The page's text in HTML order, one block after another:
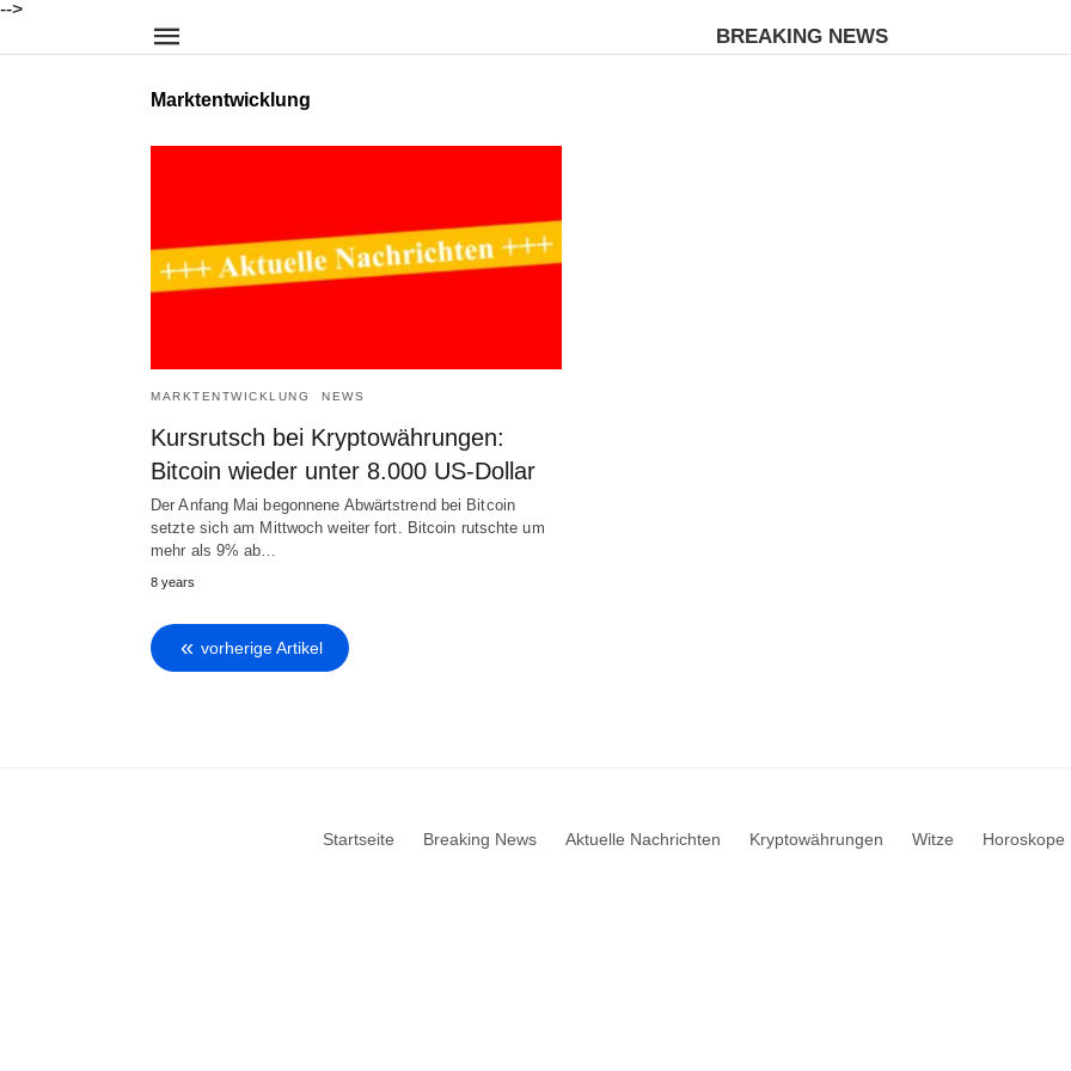
-->
BREAKING NEWS
Marktentwicklung
MARKTENTWICKLUNG NEWS
Kursrutsch bei Kryptowährungen:
Bitcoin wieder unter 8.000 US-Dollar
Der Anfang Mai begonnene Abwärtstrend bei Bitcoin
setzte sich am Mittwoch weiter fort. Bitcoin rutschte um
mehr als 9% ab…
8 years
vorherige Artikel
Startseite Breaking News Aktuelle Nachrichten Kryptowährungen Witze Horoskope